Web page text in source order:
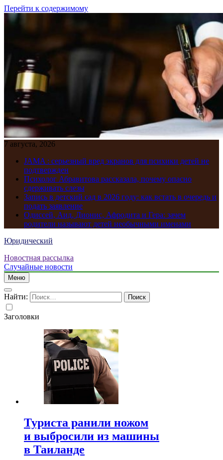
Перейти к содержимому
7 августа, 2026
JAMA : серьезный вред экранов для психики детей не
подтвержден
Психолог Абравитова рассказала, почему опасно
сдерживать слезы
Запись в детский сад в 2026 году: как встать в очередь и
подать заявление
Одиссей, Аид, Дионис, Афродита и Гера: зачем
родители называют детей необычными именами
Юридический
Новостная рассылка
Случайные новости
Меню
Найти:
Заголовки
Туриста ранили ножом
и выбросили из машины
в Таиланде